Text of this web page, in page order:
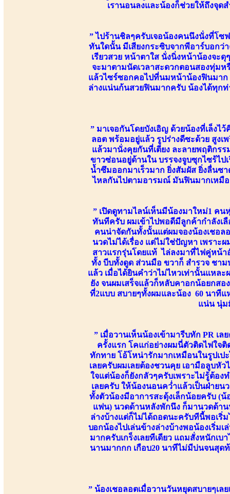
เรานอนลงและน้องก็ช่วยให้ถึงจุดส
” ไปร้านชิลๆครับเจอน้องคนนึงนั่งที่โซ
ทันใดนั้น มีเสียงกระซิบจากพีอาร์บอกว่
เรียวสวย หน้าตาใส นั่งนิ่งหน้าน้องจะ
จะมาตามนัดเวลาสะดวกตอนสองทุ่มห
แล้วไซร์ซอกคอไปที่นมหน้าน้องฟินมาก
ล่างแน่นก้นสวยฟินมากครับ น้องได้ทุ
” มาเจอกันโดยบังเอิญ ด้วยน้องที่เล็งไ
ลอต พร้อมอยู่แล้ว รูปร่างดีซะด้วย สูงเ
แล้วมานั่งคุยกันที่เตียง ละลายพฤติกร
ขาวซ่อนอยู่ด้านใน บรรจงจูบซุกไซร้ไป
น้ำซึมออกมาเร็วมาก ยิ่งสัมผัส ยิ่งลื่นซา
ไหลกันไปตามอารมณ์ มันฟินมากเหมือ
” เปิดดูทามไลน์เห็นมีน้องมาใหม่1 คน
ทันทีครับ ผมเข้าไปพอดีมีลูกค้ากำลังเ
คนน่าจัดกันทั้งนั้นแต่ผมจองน้องเชอล
นวดไม่ได้เรื่อง แต่ไม่ใช่ปัญหา เพรา
สาวแรกรุ่นโดยแท้ ไล่ลงมาที่ไฟคู่หน้
ทั้ง บีบทั้งดูด ส่วนมือ ขวาก็ สำรวจ ชา
แล้ว เมื่อได้ยินคำว่าไม่ไหวเท่านั้นแหล
ยัง จนผมเสร็จแล้วก็หลับคาอกน้อยกสอ
ที่2แบบ สบายๆทั้งผมและน้อง 60 นาทีแ
แน่น นุ่ม
” เมื่อวานเห็นน้องเข้ามารีบทัก PR เ
ครั้งแรก โคแก่อย่างผมนี่ตัวติดไฟใจ
ทักทาย โอ้โหน่ารักมากเหมือนในรูปเป
เลยครับผมเลยต้องชวนคุย เอามือลูบหั
ใจแต่น้องก็ยังกลัวๆครับเพราะไม่รู้ต้อง
เลยครับ ให้น้องนอนคว่ำแล้วเป็นฝ่ายน
ทั้งตัวน้องมีอาการสะดุ้งเล็กน้อยครับ (
แฟน) นวดด้านหลังพักนึง ก็มานวดด้า
ล่างบ้างแต่ก็ไม่ได้ถอดนะครับทีนี้พอเริ่
บอกน้องไปเล่นข้างล่างบ้างพอน้องเริ่ม
มากครับเกร็งเลยทีเดียว แถมสั่งหนักเ
นานมากกก เกือบ20 นาทีไม่มีบ่นจนสุด
” น้องเชอลอตเมื่อวานวันหยุดสบายๆเล